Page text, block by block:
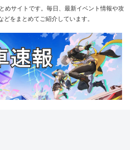
めサイトです。毎日、最新イベント情報や攻
どをまとめてご紹介しています。